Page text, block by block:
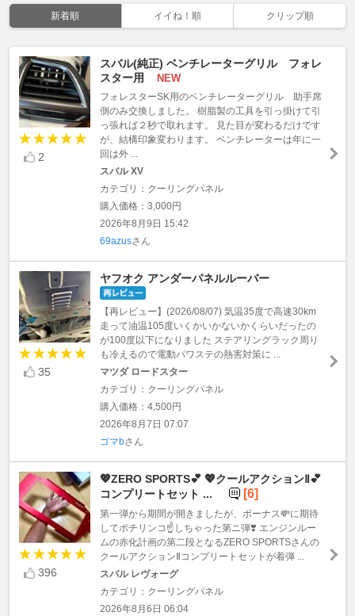
新着順 イイね！順 クリップ順
2
スバル(純正) ベンチレーターグリル フォレ
スター用
NEW
フォレスターSK用のベンチレーターグリル 助手席
側のみ交換しました。 樹脂製の工具を引っ掛けて引
っ張れば２秒で取れます。 見た目が変わるだけです
が、結構印象変わります。 ベンチレーターは年に一
回は外 ...
スバル XV
カテゴリ：クーリングパネル
購入価格：3,000円
2026年8月9日 15:42
69azusさん
35
ヤフオク アンダーパネルルーバー
【再レビュー】(2026/08/07) 気温35度で高速30km
走って油温105度いくかいかないかくらいだったの
が100度以下になりました ステアリングラック周り
も冷えるので電動パワステの熱害対策に ...
マツダ ロードスター
カテゴリ：クーリングパネル
購入価格：4,500円
2026年8月7日 07:07
ゴマbさん
396
💖ZERO SPORTS💕 💖クールアクションⅡ💕
コンプリートセット ...
[6]
第一弾から期間が開きましたが、ボーナス💸に期待
してポチリンコ☝️しちゃった第ニ弾❣️ エンジンルー
ムの赤化計画の第二段となるZERO SPORTSさんの
クールアクションⅡコンプリートセットが着弾 ...
スバル レヴォーグ
カテゴリ：クーリングパネル
2026年8月6日 06:04